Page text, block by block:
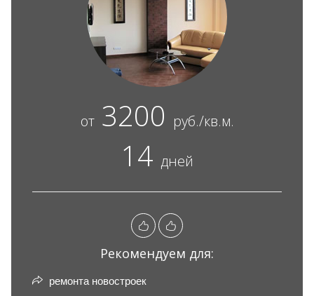
от3200 руб./кв.м.
14 дней
Рекомендуем для:
ремонта новостроек